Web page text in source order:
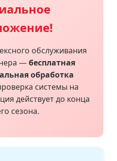
обслуживания
—бесплатная
обработка
системы на
действует до конца
сезона.